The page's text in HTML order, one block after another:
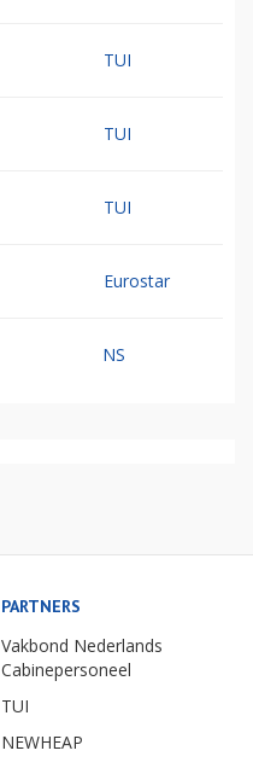
TUI
TUI
TUI
Eurostar
NS
PARTNERS
Vakbond Nederlands
Cabinepersoneel
TUI
NEWHEAP